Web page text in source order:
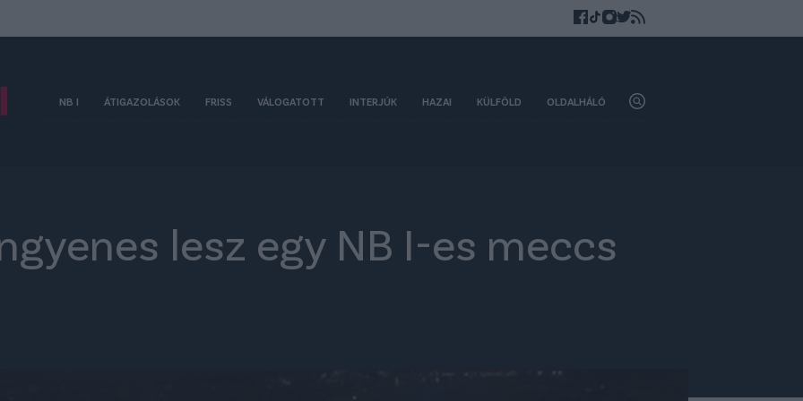
NB I ÁTIGAZOLÁSOK FRISS VÁLOGATOTT INTERJÚK HAZAI KÜLFÖLD OLDALHÁLÓ
lesz egy NB I-es meccs